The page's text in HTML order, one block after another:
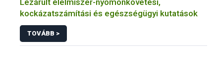
Lezárult élelmiszer-nyomonkövetési,
kockázatszámítási és egészségügyi kutatások
TOVÁBB >